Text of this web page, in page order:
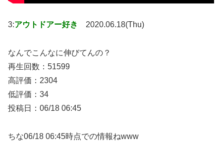
3:アウトドアー好き 2020.06.18(Thu)
なんでこんなに伸びてんの？
再生回数：51599
高評価：2304
低評価：34
投稿日：06/18 06:45
ちな06/18 06:45時点での情報ねwww